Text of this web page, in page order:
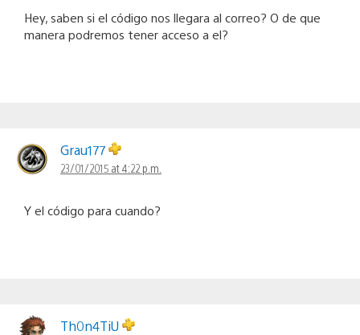
Hey, saben si el código nos llegara al correo? O de que
manera podremos tener acceso a el?
Grau177
23/01/2015 at 4:22 p.m.
Y el código para cuando?
Th0n4TiU